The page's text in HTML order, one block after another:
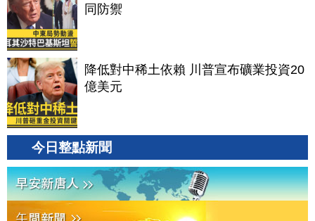
同防禦
降低對中稀土依賴 川普宣布礦業投資20
億美元
今日整點新聞